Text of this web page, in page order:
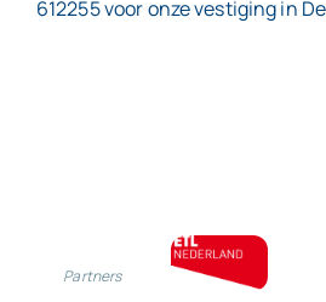
612255 voor onze vestiging in
Partners